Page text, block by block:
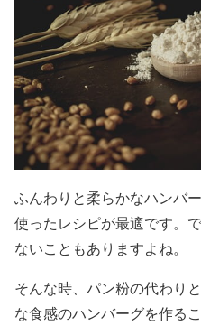
ふんわりと柔らかなハンバ
使ったレシピが最適です。
ないこともありますよね。
そんな時、パン粉の代わり
な食感のハンバーグを作る